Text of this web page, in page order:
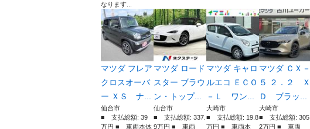
なります...
マツダ フレア
クロスオーバ
ー ＸＳ ナ...
仙台市
■ 支払総額: 39
万円 ■ 車両本体
マツダ ロード
スター ブラウ
ン・トップ...
仙台市
■ 支払総額: 337.
9万円 ■ 車両
マツダ キャロ
ルエコ ＥＣＯ
－Ｌ ワン...
大崎市
■ 支払総額: 19.8
万円 ■ 車両本
マツダ ＣＸ－
５ ２．２ Ｘ
Ｄ ブラッ...
大崎市
■ 支払総額: 305.
2万円 ■ 車両